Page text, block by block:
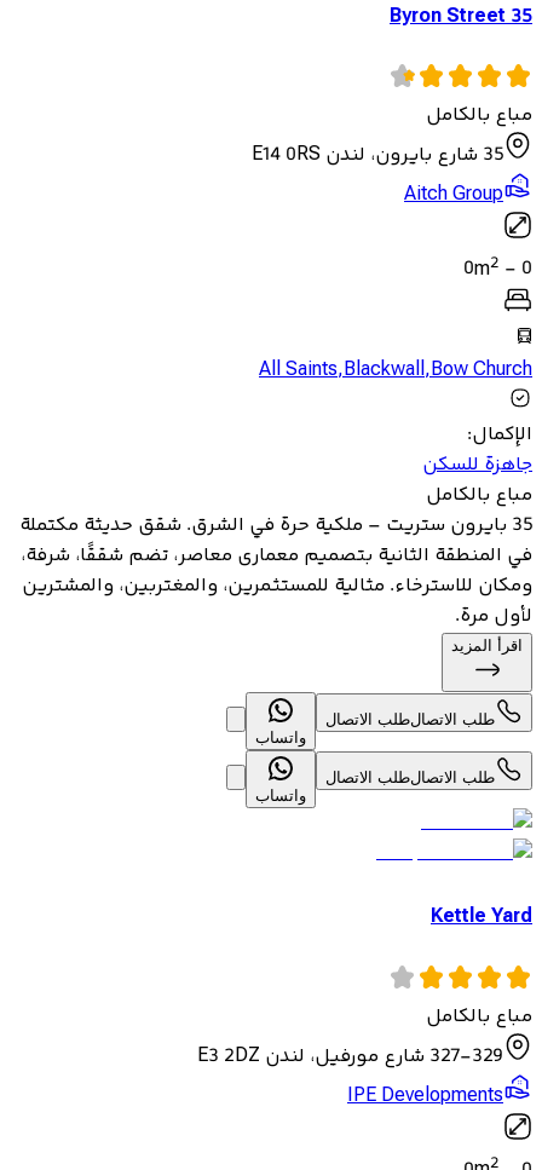
35 Byron Street
مباع بالكامل
35 شارع بايرون، لندن E14 0RS
Aitch Group
0
-
0m2
All Saints,Blackwall,Bow Church
الإكمال:
جاهزة للسكن
مباع بالكامل
35 بايرون ستريت – ملكية حرة في الشرق. شقق حديثة مكتملة
في المنطقة الثانية بتصميم معمارى معاصر، تضم شققًا، شرفة،
ومكان للاسترخاء. مثالية للمستثمرين، والمغتربين، والمشترين
لأول مرة.
اقرأ المزيد
طلب الاتصالطلب الاتصال
واتساب
طلب الاتصالطلب الاتصال
واتساب
Kettle Yard
مباع بالكامل
327-329 شارع مورفيل، لندن E3 2DZ
IPE Developments
2